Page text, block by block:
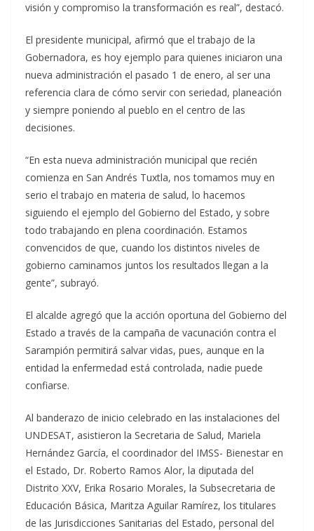
visión y compromiso la transformación es real”, destacó.
El presidente municipal, afirmó que el trabajo de la
Gobernadora, es hoy ejemplo para quienes iniciaron una
nueva administración el pasado 1 de enero, al ser una
referencia clara de cómo servir con seriedad, planeación
y siempre poniendo al pueblo en el centro de las
decisiones.
“En esta nueva administración municipal que recién
comienza en San Andrés Tuxtla, nos tomamos muy en
serio el trabajo en materia de salud, lo hacemos
siguiendo el ejemplo del Gobierno del Estado, y sobre
todo trabajando en plena coordinación. Estamos
convencidos de que, cuando los distintos niveles de
gobierno caminamos juntos los resultados llegan a la
gente”, subrayó.
El alcalde agregó que la acción oportuna del Gobierno del
Estado a través de la campaña de vacunación contra el
Sarampión permitirá salvar vidas, pues, aunque en la
entidad la enfermedad está controlada, nadie puede
confiarse.
Al banderazo de inicio celebrado en las instalaciones del
UNDESAT, asistieron la Secretaria de Salud, Mariela
Hernández García, el coordinador del IMSS- Bienestar en
el Estado, Dr. Roberto Ramos Alor, la diputada del
Distrito XXV, Erika Rosario Morales, la Subsecretaria de
Educación Básica, Maritza Aguilar Ramírez, los titulares
de las Jurisdicciones Sanitarias del Estado, personal del